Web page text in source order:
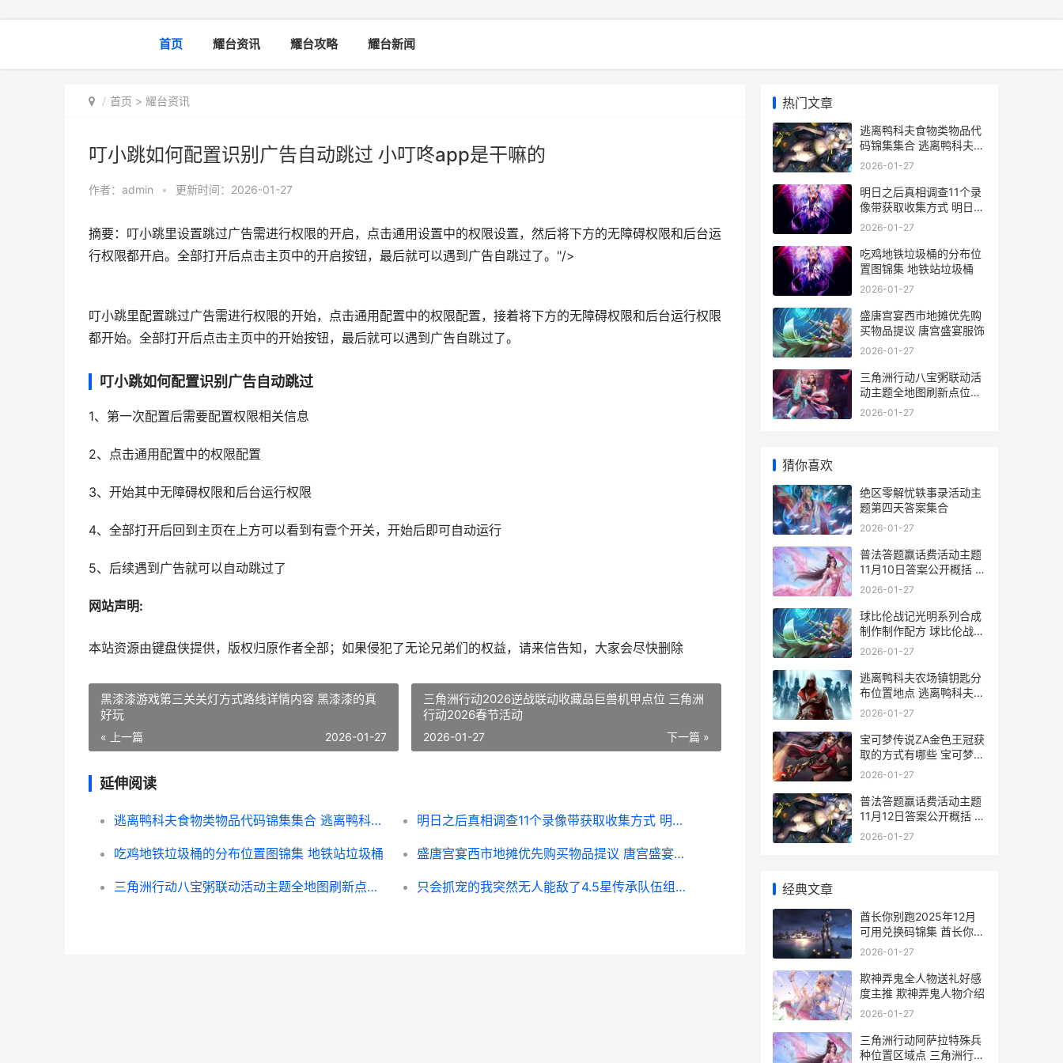
首页 耀台资讯 耀台攻略 耀台新闻
首页 > 耀台资讯
叮小跳如何配置识别广告自动跳过 小叮咚app是干嘛的
作者： admin • 更新时间：2026-01-27
摘要：叮小跳里设置跳过广告需进行权限的开启，点击通用设置中的权限设置，然后将下方的无障碍权限和后台运
行权限都开启。全部打开后点击主页中的开启按钮，最后就可以遇到广告自跳过了。"/>
叮小跳里配置跳过广告需进行权限的开始，点击通用配置中的权限配置，接着将下方的无障碍权限和后台运行权限
都开始。全部打开后点击主页中的开始按钮，最后就可以遇到广告自跳过了。
叮小跳如何配置识别广告自动跳过
1、第一次配置后需要配置权限相关信息
2、点击通用配置中的权限配置
3、开始其中无障碍权限和后台运行权限
4、全部打开后回到主页在上方可以看到有壹个开关，开始后即可自动运行
5、后续遇到广告就可以自动跳过了
网站声明:
本站资源由键盘侠提供，版权归原作者全部；如果侵犯了无论兄弟们的权益，请来信告知，大家会尽快删除
黑漆漆游戏第三关关灯方式路线详情内容 黑漆漆的真
好玩
« 上一篇 2026-01-27
三角洲行动2026逆战联动收藏品巨兽机甲点位 三角洲
行动2026春节活动
下一篇 »
2026-01-27
延伸阅读
逃离鸭科夫食物类物品代码锦集集合 逃离鸭科夫食物有什么用 明日之后真相调查11个录像带获取收集方式 明日之后真相调查圣托帕尼
吃鸡地铁垃圾桶的分布位置图锦集 地铁站垃圾桶 盛唐宫宴西市地摊优先购买物品提议 唐宫盛宴服饰
三角洲行动八宝粥联动活动主题全地图刷新点位集合 三角洲行动八宝粥容器位置 只会抓宠的我突然无人能敌了4.5星传承队伍组合组合 只会抓宠的我突然无敌了 螳螂技能
热门文章
逃离鸭科夫食物类物品代
码锦集集合 逃离鸭科夫食
物有什么用
2026-01-27
明日之后真相调查11个录
像带获取收集方式 明日之
后真相调查圣托帕尼
2026-01-27
吃鸡地铁垃圾桶的分布位
置图锦集 地铁站垃圾桶
2026-01-27
盛唐宫宴西市地摊优先购
买物品提议 唐宫盛宴服饰
2026-01-27
三角洲行动八宝粥联动活
动主题全地图刷新点位集
合 三角洲行动八宝粥容器
2026-01-27
猜你喜欢
绝区零解忧轶事录活动主
题第四天答案集合
2026-01-27
普法答题赢话费活动主题
11月10日答案公开概括 普
法答题怎么看结果
2026-01-27
球比伦战记光明系列合成
制作制作配方 球比伦战记
光明怎么解锁
2026-01-27
逃离鸭科夫农场镇钥匙分
布位置地点 逃离鸭科夫农
场镇雷达维修
2026-01-27
宝可梦传说ZA金色王冠获
取的方式有哪些 宝可梦传
说za金手指1.0.2
2026-01-27
普法答题赢话费活动主题
11月12日答案公开概括 普
法答题五次都用完了
2026-01-27
经典文章
酋长你别跑2025年12月
可用兑换码锦集 酋长你别
跑2026兑换码
2026-01-27
欺神弄鬼全人物送礼好感
度主推 欺神弄鬼人物介绍
2026-01-27
三角洲行动阿萨拉特殊兵
种位置区域点 三角洲行动